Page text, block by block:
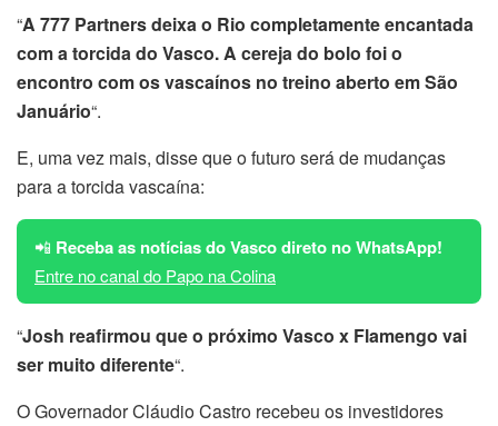
“A 777 Partners deixa o Rio completamente encantada
com a torcida do Vasco. A cereja do bolo foi o
encontro com os vascaínos no treino aberto em São
Januário“.
E, uma vez mais, disse que o futuro será de mudanças
para a torcida vascaína:
📲 Receba as notícias do Vasco direto no WhatsApp!
Entre no canal do Papo na Colina
“Josh reafirmou que o próximo Vasco x Flamengo vai
ser muito diferente“.
O Governador Cláudio Castro recebeu os investidores